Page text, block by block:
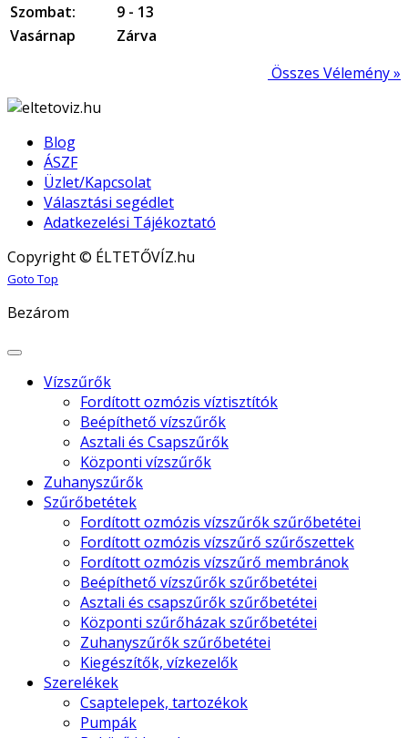
Szombat:
9 - 13
Vasárnap
Zárva
Összes Vélemény »
Blog
ÁSZF
Üzlet/Kapcsolat
Választási segédlet
Adatkezelési Tájékoztató
Copyright © ÉLTETŐVÍZ.hu
Joomla! 3 Templates
Goto Top
Bezárom
Vízszűrők
Fordított ozmózis víztisztítók
Beépíthető vízszűrők
Asztali és Csapszűrők
Központi vízszűrők
Zuhanyszűrők
Szűrőbetétek
Fordított ozmózis vízszűrők szűrőbetétei
Fordított ozmózis vízszűrő szűrőszettek
Fordított ozmózis vízszűrő membránok
Beépíthető vízszűrők szűrőbetétei
Asztali és csapszűrők szűrőbetétei
Központi szűrőházak szűrőbetétei
Zuhanyszűrők szűrőbetétei
Kiegészítők, vízkezelők
Szerelékek
Csaptelepek, tartozékok
Pumpák